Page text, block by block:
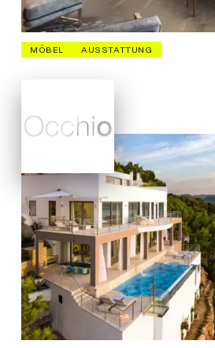
MÖBEL AUSSTATTUNG